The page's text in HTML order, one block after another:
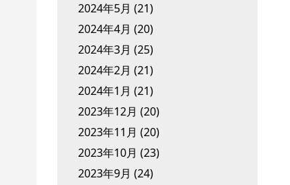
2024年5月 (21)
2024年4月 (20)
2024年3月 (25)
2024年2月 (21)
2024年1月 (21)
2023年12月 (20)
2023年11月 (20)
2023年10月 (23)
2023年9月 (24)